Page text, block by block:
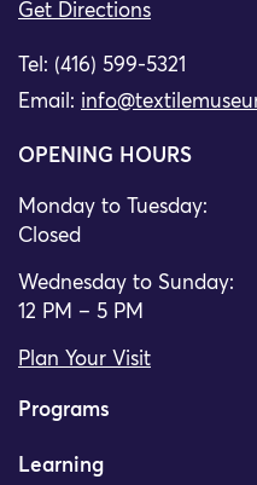
Get Directions
Tel: (416) 599-5321
Email:
OPENING HOURS
Monday to Tuesday:
Closed
Wednesday to Sunday:
12 PM – 5 PM
Plan Your Visit
Programs
Learning